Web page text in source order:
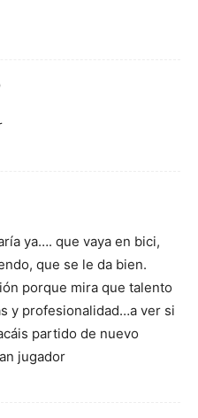
ya…. que vaya en bici,
que se le da bien.
porque mira que talento
y profesionalidad…a ver si
partido de nuevo
jugador